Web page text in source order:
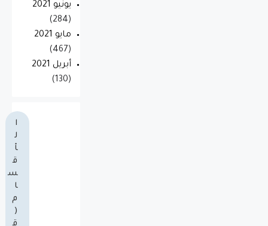
يونيو 2021
(284)
مايو 2021
(467)
أبريل 2021
(130)
ا
ل
أ
ق
س
ا
م
(
ق